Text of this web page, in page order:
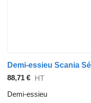
88,71 € HT
Demi-essieu